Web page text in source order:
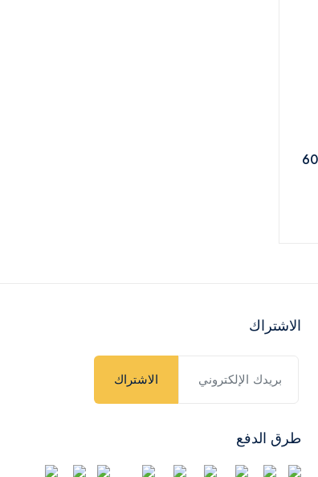
كوب بلاستيك بشاليموه 60
الاشتراك
الاشتراك
طرق الدفع